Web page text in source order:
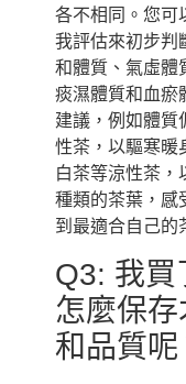
各不相同。您可
我評估來初步判
和體質、氣虛體
痰濕體質和血瘀
建議，例如體質
性茶，以驅寒暖
白茶等涼性茶，
種類的茶葉，感
到最適合自己的
Q3: 我買
怎麼保
和品質呢